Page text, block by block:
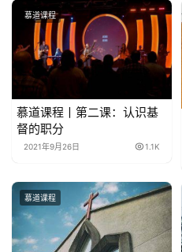
慕道课程
慕道课程丨第二课：认识基
督的职分
2021年9月26日 1.1K
慕道课程